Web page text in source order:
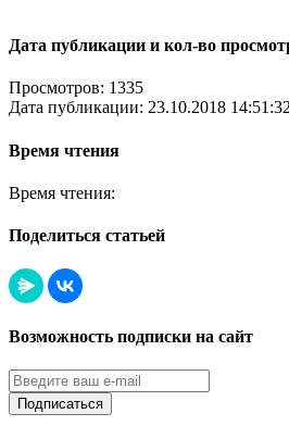
Дата публикации и кол-во
Просмотров: 1335
Дата публикации: 23.10.2018 14:51:32
Время чтения
Время чтения:
Поделиться статьей
Возможность подписки на сайт
Подписаться